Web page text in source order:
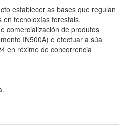
establecer as bases que regulan
en tecnoloxías forestais,
comercialización de produtos
IN500A) e efectuar a súa
en réxime de concorrencia